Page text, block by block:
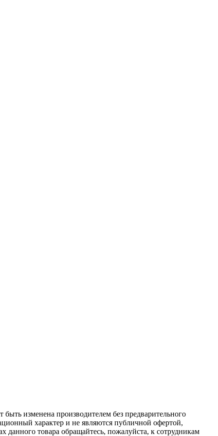
изменена производителем без предварительного
характер и не являются публичной офертой,
данного товара обращайтесь, пожалуйста, к сотрудникам